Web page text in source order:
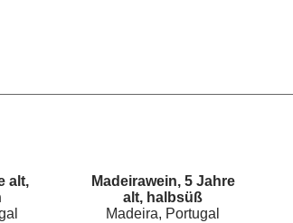
alt,
Madeirawein, 5 Jahre
alt, halbsüß
Madeira, Portugal